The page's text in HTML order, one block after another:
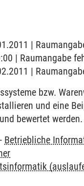
|
| Raumangabe
|
bzw.
und eine
bewertet werden.
- Betriebliche